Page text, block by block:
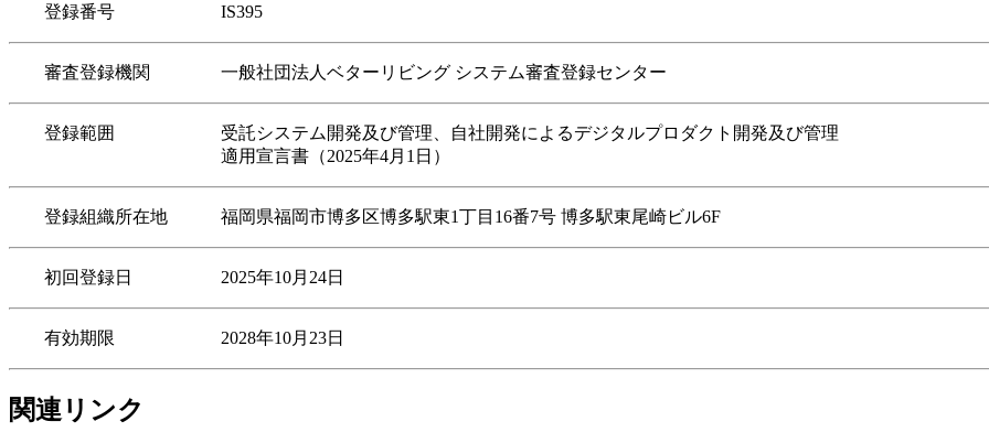
登録番号 IS395
審査登録機関 一般社団法人ベターリビング システム審査登録センター
登録範囲 受託システム開発及び管理、自社開発によるデジタルプロダクト開発及び管理
適用宣言書（2025年4月1日）
登録組織所在地 福岡県福岡市博多区博多駅東1丁目16番7号 博多駅東尾崎ビル6F
初回登録日 2025年10月24日
有効期限 2028年10月23日
関連リンク